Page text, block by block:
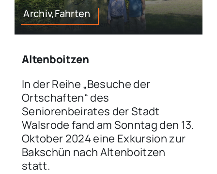
Archiv,Fahrten
Altenboitzen
In der Reihe „Besuche der
Ortschaften“ des
Seniorenbeirates der Stadt
Walsrode fand am Sonntag den 13.
Oktober 2024 eine Exkursion zur
Bakschün nach Altenboitzen
statt.